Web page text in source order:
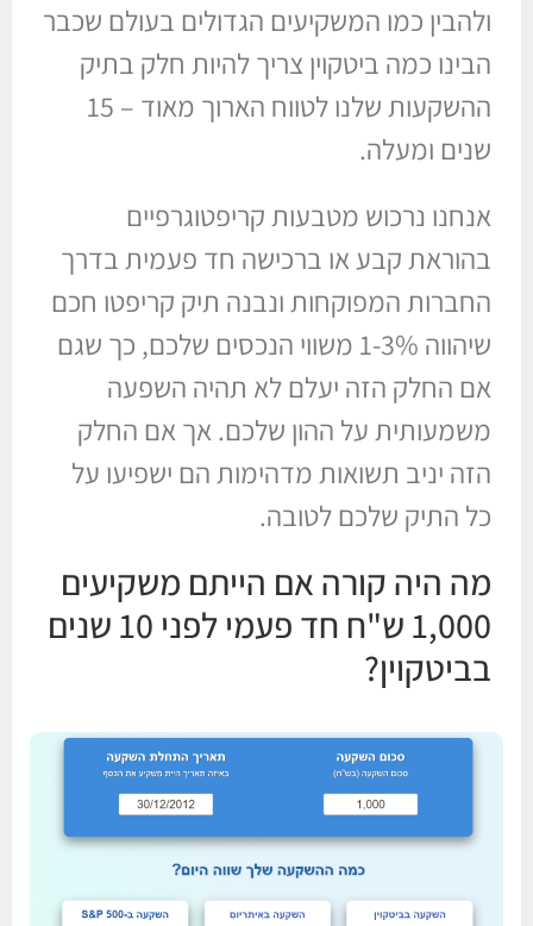
ולהבין כמו המשקיעים הגדולים בעולם שכבר
הבינו כמה ביטקוין צריך להיות חלק בתיק
ההשקעות שלנו לטווח הארוך מאוד – 15
שנים ומעלה.
אנחנו נרכוש מטבעות קריפטוגרפיים
בהוראת קבע או ברכישה חד פעמית בדרך
החברות המפוקחות ונבנה תיק קריפטו חכם
שיהווה 1-3% משווי הנכסים שלכם, כך שגם
אם החלק הזה יעלם לא תהיה השפעה
משמעותית על ההון שלכם. אך אם החלק
הזה יניב תשואות מדהימות הם ישפיעו על
כל התיק שלכם לטובה.
מה היה קורה אם הייתם משקיעים
1,000 ש"ח חד פעמי לפני 10 שנים
בביטקוין?